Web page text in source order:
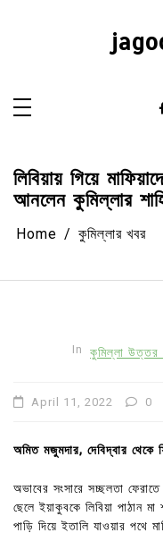
লিবিয়ায় গিয়ে
আনলেন কুমিল্লার
Home কুমিল্লার খবর
In কুমিল্লা উত্তর
April 11, 2022 0
অমিত মজুমদার, দেবিদ্বার থেকে
অভাবের সংসারে সচ্ছলতা
ছেলে ইয়াকুবকে লিবিয়া পাঠান
পাড়ি দিয়ে ইতালি যাওয়ার পথে